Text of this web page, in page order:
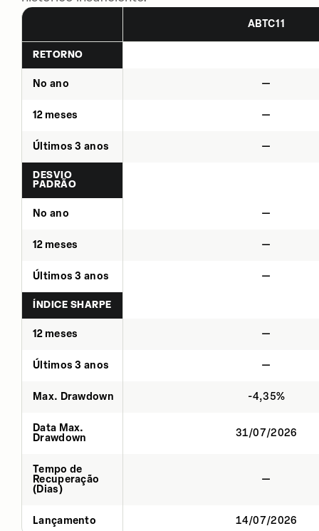
ABTC11
RETORNO
No ano —
12 meses —
Últimos 3 anos —
DESVIO
PADRÃO
No ano —
12 meses —
Últimos 3 anos —
ÍNDICE SHARPE
12 meses —
Últimos 3 anos —
Max. Drawdown -4,35%
Data Max.
Drawdown
31/07/2026
Tempo de
Recuperação
(Dias)
—
Lançamento 14/07/2026